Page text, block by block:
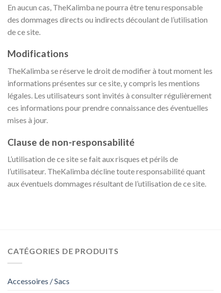
En aucun cas, TheKalimba ne pourra être tenu responsable
des dommages directs ou indirects découlant de l’utilisation
de ce site.
Modifications
TheKalimba se réserve le droit de modifier à tout moment les
informations présentes sur ce site, y compris les mentions
légales. Les utilisateurs sont invités à consulter régulièrement
ces informations pour prendre connaissance des éventuelles
mises à jour.
Clause de non-responsabilité
L’utilisation de ce site se fait aux risques et périls de
l’utilisateur. TheKalimba décline toute responsabilité quant
aux éventuels dommages résultant de l’utilisation de ce site.
CATÉGORIES DE PRODUITS
Accessoires / Sacs